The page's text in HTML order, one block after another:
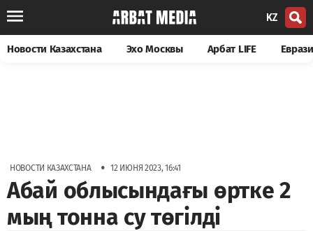
KZ
Новости Казахстана Эхо Москвы Арбат LIFE
НОВОСТИ КАЗАХСТАНА • 12 ИЮНЯ 2023, 16:41
Абай облысындағы өртке 2
мың тонна су төгілді